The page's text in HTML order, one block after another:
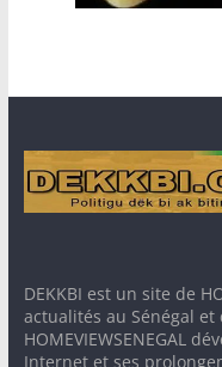
DEKKBI est un site de
actualités au Sénégal et
HOMEVIEWSENEGAL
Internet et ses